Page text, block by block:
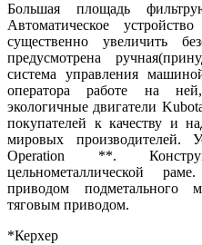
Большая площадь
Автоматическое
существенно увеличить
предусмотрена
система управления
оператора работе на
экологичные двигатели
покупателей к качеству и
мировых производителей.
Operation **.
цельнометаллической
приводом подметального
тяговым приводом.
*Керхер